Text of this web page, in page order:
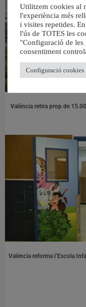
València retira prop de
València reforma l’Escola
Utilitzem cookies al
l'experiència més
i visites repetides.
l'ús de TOTES les
"Configuració de les
consentiment
Configuració cookies